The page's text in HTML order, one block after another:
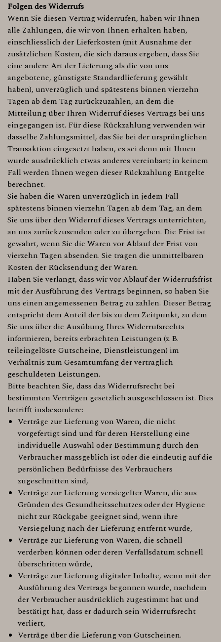
Folgen des Widerrufs
Wenn Sie diesen Vertrag widerrufen, haben wir Ihnen
alle Zahlungen, die wir von Ihnen erhalten haben,
einschliesslich der Lieferkosten (mit Ausnahme der
zusätzlichen Kosten, die sich daraus ergeben, dass Sie
eine andere Art der Lieferung als die von uns
angebotene, günstigste Standardlieferung gewählt
haben), unverzüglich und spätestens binnen vierzehn
Tagen ab dem Tag zurückzuzahlen, an dem die
Mitteilung über Ihren Widerruf dieses Vertrags bei uns
eingegangen ist. Für diese Rückzahlung verwenden wir
dasselbe Zahlungsmittel, das Sie bei der ursprünglichen
Transaktion eingesetzt haben, es sei denn mit Ihnen
wurde ausdrücklich etwas anderes vereinbart; in keinem
Fall werden Ihnen wegen dieser Rückzahlung Entgelte
berechnet.
Sie haben die Waren unverzüglich in jedem Fall
spätestens binnen vierzehn Tagen ab dem Tag, an dem
Sie uns über den Widerruf dieses Vertrags unterrichten,
an uns zurückzusenden oder zu übergeben. Die Frist ist
gewahrt, wenn Sie die Waren vor Ablauf der Frist von
vierzehn Tagen absenden. Sie tragen die unmittelbaren
Kosten der Rücksendung der Waren.
Haben Sie verlangt, dass wir vor Ablauf der Widerrufsfrist
mit der Ausführung des Vertrags beginnen, so haben Sie
uns einen angemessenen Betrag zu zahlen. Dieser Betrag
entspricht dem Anteil der bis zu dem Zeitpunkt, zu dem
Sie uns über die Ausübung Ihres Widerrufsrechts
informieren, bereits erbrachten Leistungen (z. B.
teileingelöste Gutscheine, Dienstleistungen) im
Verhältnis zum Gesamtumfang der vertraglich
geschuldeten Leistungen.
Bitte beachten Sie, dass das Widerrufsrecht bei
bestimmten Verträgen gesetzlich ausgeschlossen ist. Dies
betrifft insbesondere:
Verträge zur Lieferung von Waren, die nicht
vorgefertigt sind und für deren Herstellung eine
individuelle Auswahl oder Bestimmung durch den
Verbraucher massgeblich ist oder die eindeutig auf die
persönlichen Bedürfnisse des Verbrauchers
zugeschnitten sind,
Verträge zur Lieferung versiegelter Waren, die aus
Gründen des Gesundheitsschutzes oder der Hygiene
nicht zur Rückgabe geeignet sind, wenn ihre
Versiegelung nach der Lieferung entfernt wurde,
Verträge zur Lieferung von Waren, die schnell
verderben können oder deren Verfallsdatum schnell
überschritten würde,
Verträge zur Lieferung digitaler Inhalte, wenn mit der
Ausführung des Vertrags begonnen wurde, nachdem
der Verbraucher ausdrücklich zugestimmt hat und
bestätigt hat, dass er dadurch sein Widerrufsrecht
verliert,
Verträge über die Lieferung von Gutscheinen.